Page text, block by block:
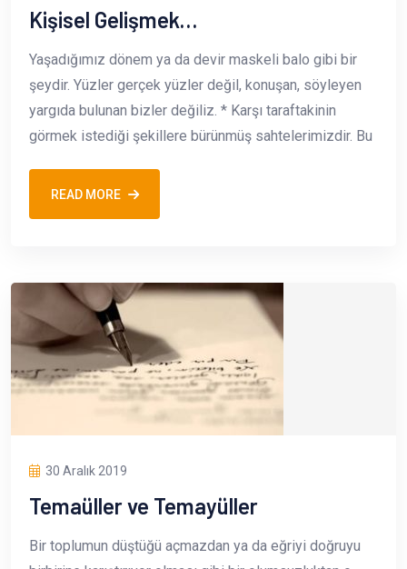
Kişisel Gelişmek…
Yaşadığımız dönem ya da devir maskeli balo gibi bir
şeydir. Yüzler gerçek yüzler değil, konuşan, söyleyen
yargıda bulunan bizler değiliz. * Karşı taraftakinin
görmek istediği şekillere bürünmüş sahtelerimizdir. Bu
READ MORE
30 Aralık 2019
Temaüller ve Temayüller
Bir toplumun düştüğü açmazdan ya da eğriyi doğruyu